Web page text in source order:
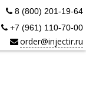
8 (800) 201-19-64
+7 (961) 110-70-00
order@injectir.ru